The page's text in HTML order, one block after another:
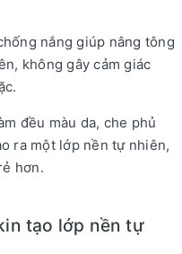
nắng giúp nâng tông
không gây cảm giác
đều màu da, che phủ
ra một lớp nền tự nhiên,
hơn.
tạo lớp nền tự